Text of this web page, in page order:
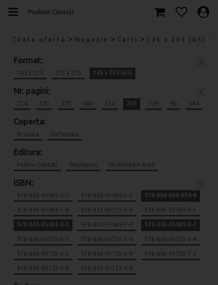
Toata oferta > Magazin > Carti > 145 x 205 (A5)
Format:
165 x 235 210 x 210 145 x 205 (A5)
Nr. pagini:
274 120 270 400 334 256 120 80 664
Coperta:
Brosata Cartonata
Editura:
Psalmii Cantati Stephanus Multimedia Arad
ISBN:
978-606-95469-2-5 978-606-95469-3-2 978-606-698-054-8
978-606-95469-1-8 978-973-88771-6-0 978-606-95469-0-1
978-606-95469-6-3 978-606-95469-7-0 978-606-95469-8-7
978-606-95726-0-3 978-606-95726-1-0 978-606-95726-5-8
978-606-95726-6-5 978-606-95726-8-9 978-606-95726-7-2
978-606-95726-9-6 978-630-95153-0-8